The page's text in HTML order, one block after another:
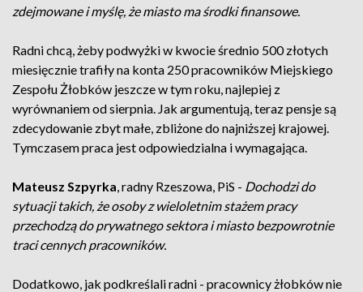
zdejmowane i myślę, że miasto ma środki finansowe.
Radni chcą, żeby podwyżki w kwocie średnio 500 złotych
miesięcznie trafiły na konta 250 pracowników Miejskiego
Zespołu Żłobków jeszcze w tym roku, najlepiej z
wyrównaniem od sierpnia. Jak argumentują, teraz pensje są
zdecydowanie zbyt małe, zbliżone do najniższej krajowej.
Tymczasem praca jest odpowiedzialna i wymagająca.
Mateusz Szpyrka, radny Rzeszowa, PiS - Dochodzi do
sytuacji takich, że osoby z wieloletnim stażem pracy
przechodzą do prywatnego sektora i miasto bezpowrotnie
traci cennych pracowników.
Dodatkowo, jak podkreślali radni - pracownicy żłobków nie